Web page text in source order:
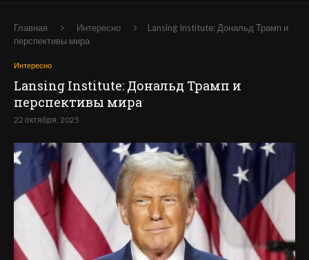
Главная Интересно
Lansing Institute: Дональд Трамп и
перспективы мира
Интересно
Lansing Institute: Дональд Трамп и
перспективы мира
22 октября, 2025